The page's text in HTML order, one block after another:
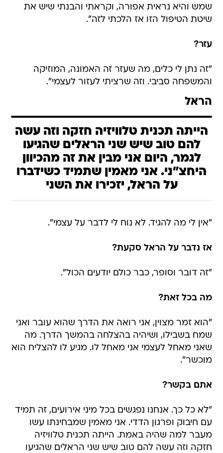
שמש והיא נראית אפורה, וקראתי והבנתי שיש את
שיטת הטיפול הזו אז הלכתי לזה".
עזר?
"זה נתן לי כלים, מה שעזר זה האמונה, המוזיקה
והמשפחה סביבי. וזה שרציתי לעזור לעצמי".
הראל
הייתה תכנית טלוויזיה חזקה וזה עשה
להם טוב שיש שני הראלים שהגיעו
לגמר, היום אני מבין את זה מהכיוון
היחצ"ני. אני מאמין שתמיד כשידברו
על הראל, יזכירו את השני
"אין לי מה להגיד. לא נוח לי לדבר על עצמי".
אז נדבר על הראל סקעת?
"זה דובר וסופר, כבר כולם יודעים הכול".
מה בכל זאת?
"הוא זמר מצוין, אני רואה את הדרך שהוא עובר ואני
שמח בשבילו, ושיהיה בהצלחה בהמשך הדרך. מה
שאני מאחל לעצמי אני מאחל לו. מגיע לו להצליח הוא
מוכשר".
אתם בקשר?
"לא כל כך. אנחנו נפגשים בכל מיני אירועים, זה תמיד
עם חיבוק ופרגון הדדי. אני מאמין שמבחינתו עשו
מעבר למה שהיה באמת. הייתה תכנית טלוויזיה
חזקה וזה עשה להם טוב שיש שני הראלים שהגיעו